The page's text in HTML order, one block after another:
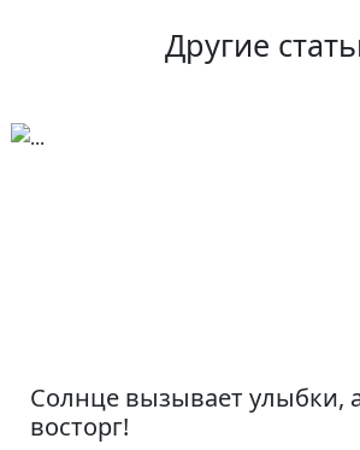
Другие
Солнце вызывает улыбки,
восторг!